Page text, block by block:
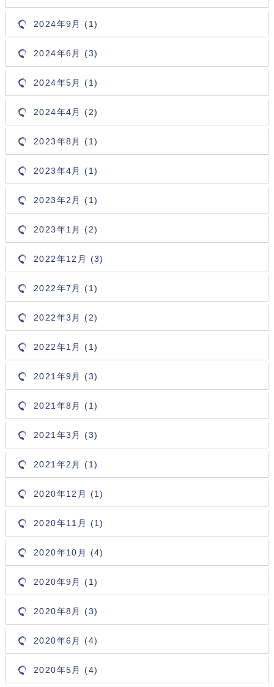
2024年9月 (1)
2024年6月 (3)
2024年5月 (1)
2024年4月 (2)
2023年8月 (1)
2023年4月 (1)
2023年2月 (1)
2023年1月 (2)
2022年12月 (3)
2022年7月 (1)
2022年3月 (2)
2022年1月 (1)
2021年9月 (3)
2021年8月 (1)
2021年3月 (3)
2021年2月 (1)
2020年12月 (1)
2020年11月 (1)
2020年10月 (4)
2020年9月 (1)
2020年8月 (3)
2020年6月 (4)
2020年5月 (4)